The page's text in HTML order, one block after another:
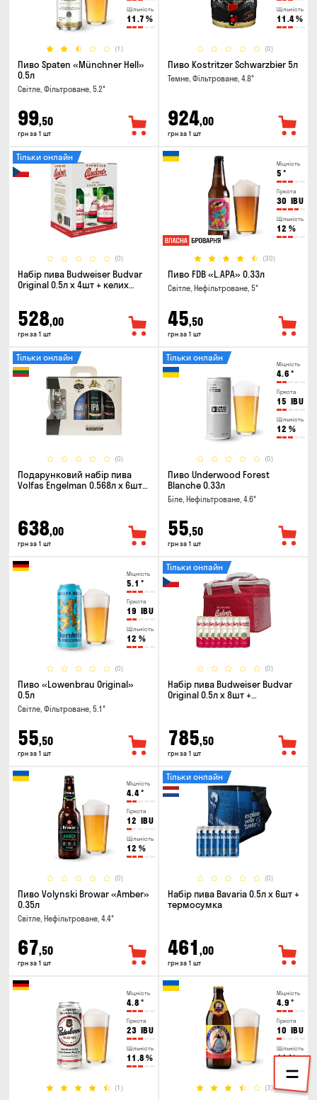
Щільність
11.7 %
(1)
Пиво Spaten «Münchner Hell»
0.5л
Світле, Фільтроване, 5.2°
99,50
грн за 1 шт
Щільність
11.4%
(0)
Пиво Kostritzer Schwarzbier 5л
Темне, Фільтроване, 4.8°
924,00
грн за 1 шт
(0)
Тільки онлайн
Набір пива Budweiser Budvar
Original 0.5л х 4шт + келих
528,00
грн за 1 шт
Міцність
5 °
Гіркота
30 IBU
Щільність
12 %
(30)
Пиво FDB «L.APA» 0.33л
Світле, Нефільтроване, 5°
45,50
грн за 1 шт
(0)
Тільки онлайн
Подарунковий набір пива
Volfas Engelman 0.568л x 6шт +
638,00
грн за 1 шт
Міцність
4.6 °
Гіркота
15 IBU
Щільність
12 %
(0)
Тільки онлайн
Пиво Underwood Forest
Blanche 0.33л
Біле, Нефільтроване, 4.6°
55,50
грн за 1 шт
Міцність
5.1 °
Гіркота
19 IBU
Щільність
12 %
(0)
Пиво «Lowenbrau Original»
0.5л
Світле, Фільтроване, 5.1°
55,50
грн за 1 шт
(0)
Тільки онлайн
Набір пива Budweiser Budvar
Original 0.5л х 8шт +
785,50
грн за 1 шт
Міцність
4.4°
Гіркота
12 IBU
Щільність
12 %
(0)
Пиво Volynski Browar «Amber»
0.35л
Світле, Нефільтроване, 4.4°
67,50
грн за 1 шт
(0)
Тільки онлайн
Набір пива Bavaria 0.5л х 6шт +
термосумка
461 ,00
грн за 1 шт
Міцність
4.8 °
Гіркота
23 IBU
Щільність
11.8 %
(1)
Міцність
4.9 °
Гіркота
10 IBU
Щільність
11%
(3)